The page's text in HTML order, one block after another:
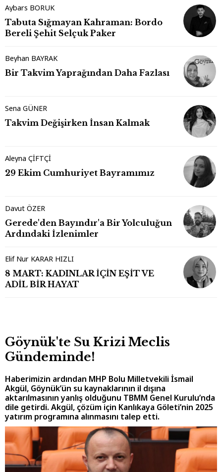
Aybars BORUK
Tabuta Sığmayan Kahraman: Bordo
Bereli Şehit Selçuk Paker
Beyhan BAYRAK
Bir Takvim Yaprağından Daha Fazlası
Sena GÜNER
Takvim Değişirken İnsan Kalmak
Aleyna ÇİFTÇİ
29 Ekim Cumhuriyet Bayramımız
Davut ÖZER
Gerede'den Bayındır'a Bir Yolculuğun
Ardındaki İzlenimler
Elif Nur KARAR HIZLI
8 MART: KADINLAR İÇİN EŞİT VE
ADİL BİR HAYAT
Göynük'te Su Krizi Meclis
Gündeminde!
Haberimizin ardından MHP Bolu Milletvekili İsmail
Akgül, Göynük’ün su kaynaklarının il dışına
aktarılmasının yanlış olduğunu TBMM Genel Kurulu’nda
dile getirdi. Akgül, çözüm için Kanlıkaya Göleti’nin 2025
yatırım programına alınmasını talep etti.